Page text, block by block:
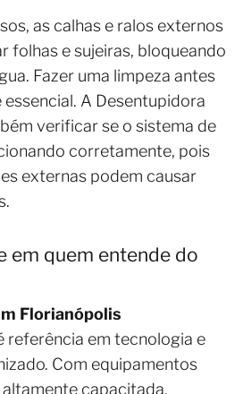
as calhas e ralos externos
folhas e sujeiras, bloqueando
Fazer uma limpeza antes
A Desentupidora
verificar se o sistema de
corretamente, pois
externas podem causar
em quem entende do
Florianópolis
referência em tecnologia e
Com equipamentos
capacitada,